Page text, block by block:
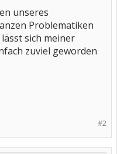
unseres
Problematiken
sich meiner
zuviel geworden
#2